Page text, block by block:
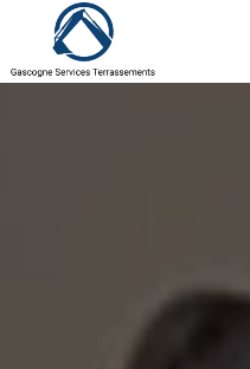
Panneau de gestion des cookies